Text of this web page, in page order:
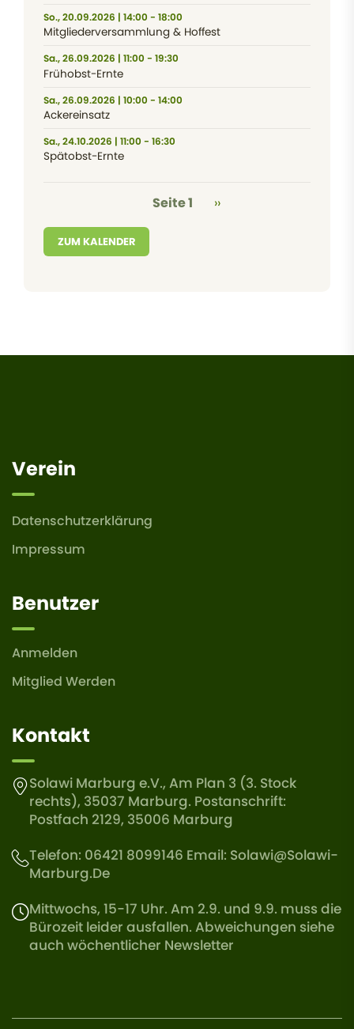
So., 20.09.2026 | 14:00 - 18:00
Mitgliederversammlung & Hoffest
Sa., 26.09.2026 | 11:00 - 19:30
Frühobst-Ernte
Sa., 26.09.2026 | 10:00 - 14:00
Ackereinsatz
Sa., 24.10.2026 | 11:00 - 16:30
Spätobst-Ernte
Seitennummerierung
Seite 1 Nächste Seite
››
ZUM KALENDER
Verein
Datenschutzerklärung
Impressum
Benutzer
Anmelden
Mitglied Werden
Kontakt
Solawi Marburg e.V., Am Plan 3 (3. Stock
rechts), 35037 Marburg. Postanschrift:
Postfach 2129, 35006 Marburg
Telefon: 06421 8099146 Email: Solawi@solawi-
Marburg.de
Mittwochs, 15-17 Uhr. Am 2.9. und 9.9. muss die
Bürozeit leider ausfallen. Abweichungen siehe
auch wöchentlicher Newsletter